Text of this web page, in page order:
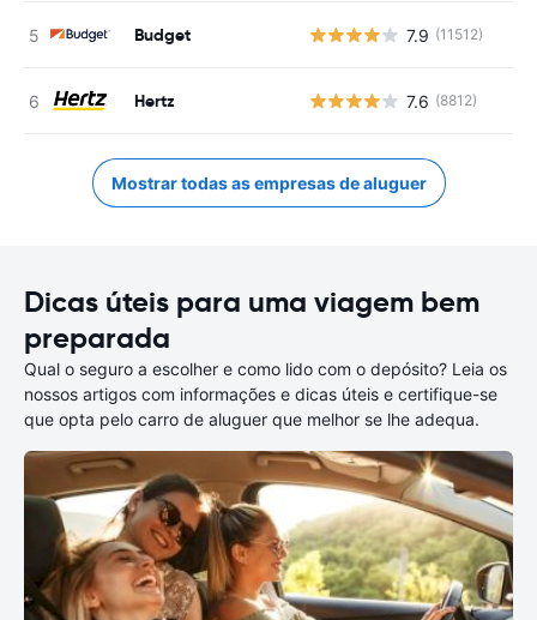
Budget 7.9 (11512)
Hertz 7.6 (8812)
Mostrar todas as empresas de aluguer
Dicas úteis para uma viagem bem
preparada
Qual o seguro a escolher e como lido com o depósito? Leia os
nossos artigos com informações e dicas úteis e certifique-se
que opta pelo carro de aluguer que melhor se lhe adequa.